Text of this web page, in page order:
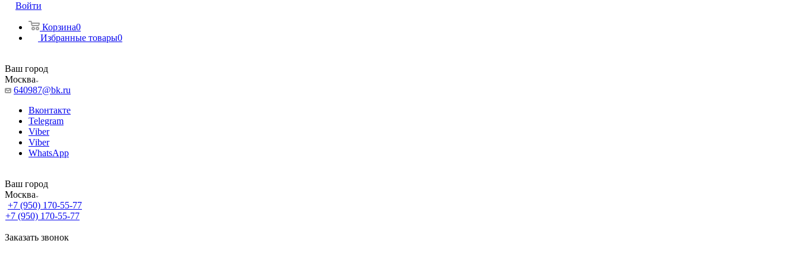
Войти
Корзина0
Избранные товары0
Ваш город
Москва
640987@bk.ru
Вконтакте
Telegram
Viber
Viber
WhatsApp
Ваш город
Москва
+7 (950) 170-55-77
+7 (950) 170-55-77
Заказать звонок